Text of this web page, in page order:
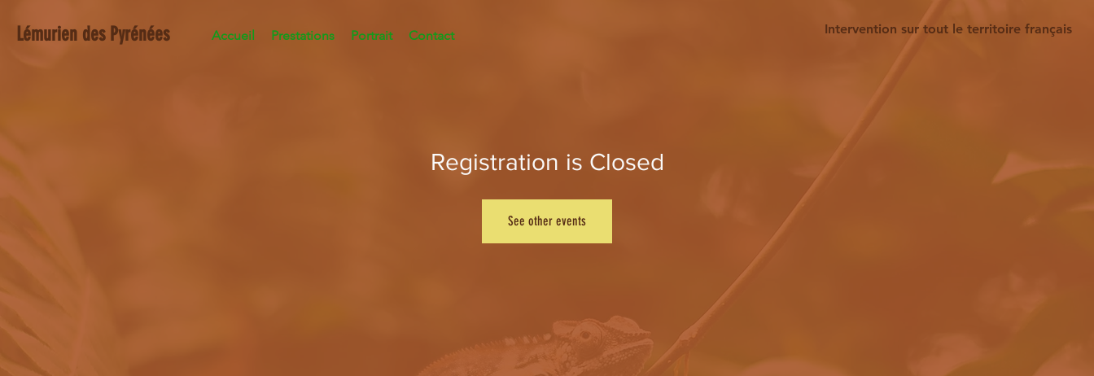
Lémurien des Pyrénées Accueil Prestations Portrait Contact Intervention sur tout le territoire français
Registration is Closed
See other events